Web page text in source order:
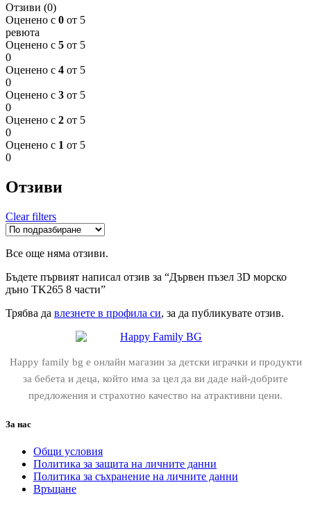
Отзиви (0)
Оценено с 0 от 5
ревюта
Оценено с 5 от 5
0
Оценено с 4 от 5
0
Оценено с 3 от 5
0
Оценено с 2 от 5
0
Оценено с 1 от 5
0
Отзиви
Clear filters
Все още няма отзиви.
Бъдете първият написал отзив за “Дървен пъзел 3D морско
дъно TK265 8 части”
Трябва да влезнете в профила си, за да публикувате отзив.
Happy family bg е онлайн магазин за детски играчки и продукти
за бебета и деца, който има за цел да ви даде най-добрите
предложения и страхотно качество на атрактивни цени.
За нас
Общи условия
Политика за защита на личните данни
Политика за съхранение на личните данни
Връщане